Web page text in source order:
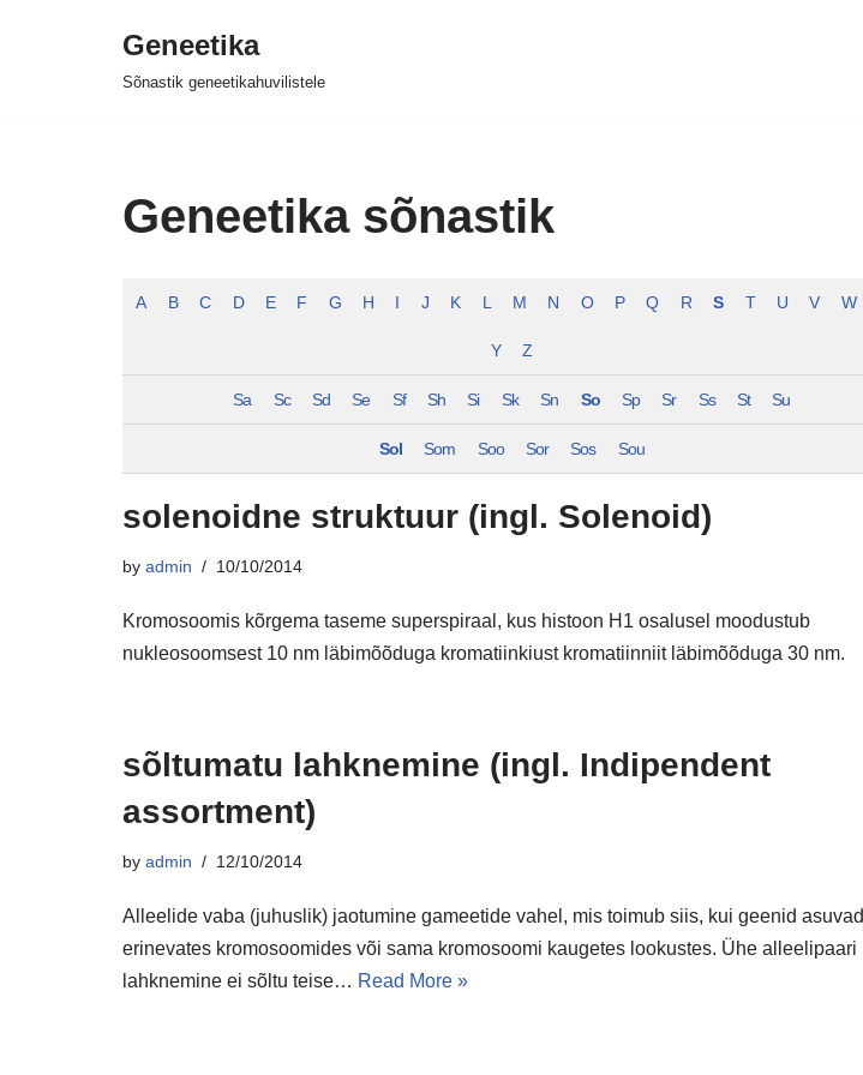
Geneetika
Sõnastik geneetikahuvilistele
Geneetika sõnastik
A B C D E F G H I J K L M N O P Q R S T U V W
Y Z
Sa Sc Sd Se Sf Sh Si Sk Sn So Sp Sr Ss St Su
Sol Som Soo Sor Sos Sou
solenoidne struktuur (ingl. Solenoid)
by admin 10/10/2014
Kromosoomis kõrgema taseme superspiraal, kus histoon H1 osalusel moodustub
nukleosoomsest 10 nm läbimõõduga kromatiinkiust kromatiinniit läbimõõduga 30 nm.
sõltumatu lahknemine (ingl. Indipendent
assortment)
by admin 12/10/2014
Alleelide vaba (juhuslik) jaotumine gameetide vahel, mis toimub siis, kui geenid asuvad
erinevates kromosoomides või sama kromosoomi kaugetes lookustes. Ühe alleelipaari
lahknemine ei sõltu teise… Read More »